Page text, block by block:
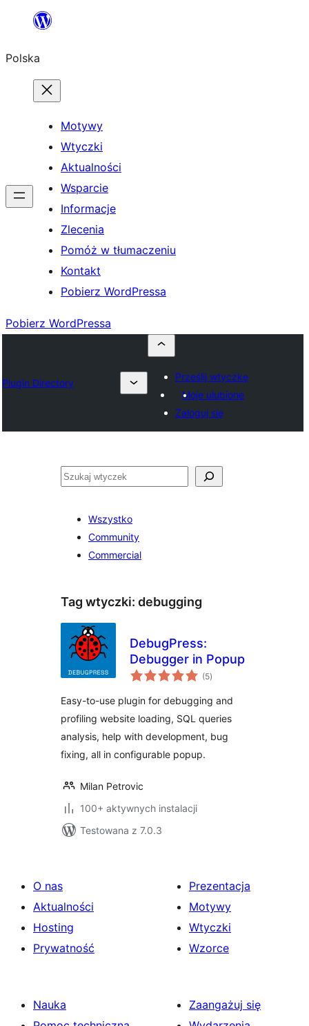
Przejdź
treści
Polska
Motywy
Wtyczki
Aktualności
Wsparcie
Informacje
Zlecenia
Pomóż w tłumaczeniu
Kontakt
Pobierz WordPressa
Pobierz WordPressa
Plugin Directory
Prześlij wtyczkę
Moje ulubione
Zaloguj się
Szukaj
Wszystko
Community
Commercial
Tag wtyczki: debugging
DebugPress:
Debugger in Popup
(5wszystkich
ocen
)
Easy-to-use plugin for debugging and
profiling website loading, SQL queries
analysis, help with development, bug
fixing, all in configurable popup.
Milan Petrovic
100+ aktywnych instalacji
Testowana z 7.0.3
O nas
Aktualności
Hosting
Prywatność
Prezentacja
Motywy
Wtyczki
Wzorce
Nauka
Zaangażuj się